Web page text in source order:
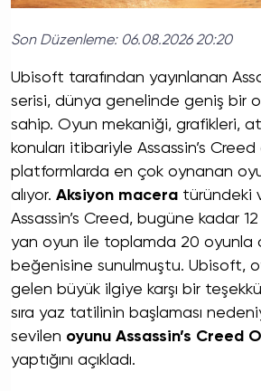
Son Düzenleme: 06.08.2026 20:20
Ubisoft tarafından yayınlanan
serisi, dünya genelinde geniş bir
sahip. Oyun mekaniği, grafikleri,
konuları itibariyle Assassin’s
platformlarda en çok oynanan
alıyor. Aksiyon macera türündeki
Assassin’s Creed, bugüne kadar
yan oyun ile toplamda 20 oyunla
beğenisine sunulmuştu. Ubisoft,
gelen büyük ilgiye karşı bir
sıra yaz tatilinin başlaması
sevilen oyunu Assassin’s Creed
yaptığını açıkladı.